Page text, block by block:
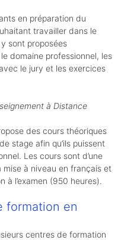
en préparation du
travailler dans le
sont proposées
domaine professionnel, les
le jury et les exercices
à Distance
des cours théoriques
stage afin qu’ils puissent
Les cours sont d’une
à niveau en français et
à l’examen (950 heures).
formation en
centres de formation